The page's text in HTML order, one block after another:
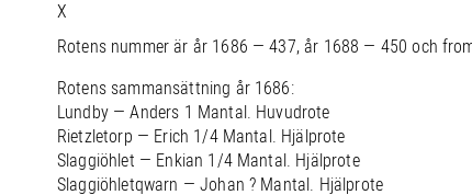
X
Rotens nummer är år 1686 — 437, år 1688 — 450 och
Rotens sammansättning år 1686:
Lundby — Anders 1 Mantal. Huvudrote
Rietzletorp — Erich 1/4 Mantal. Hjälprote
Slaggiöhlet — Enkian 1/4 Mantal. Hjälprote
Slaggiöhletqwarn — Johan ? Mantal. Hjälprote